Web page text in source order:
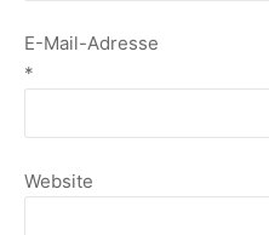
E-Mail-Adresse
*
Website